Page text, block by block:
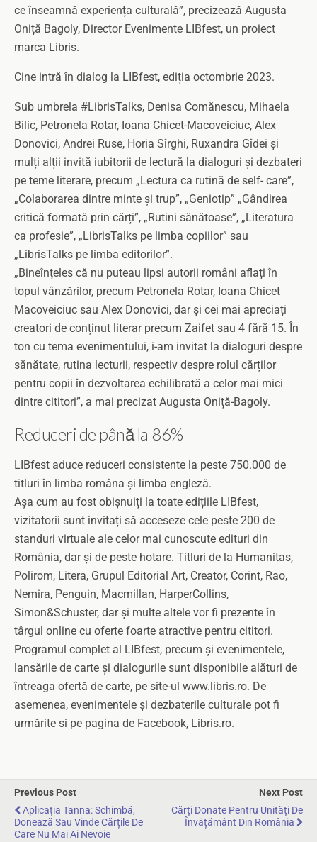
ce înseamnă experiența culturală”, precizează Augusta
Oniță Bagoly, Director Evenimente LIBfest, un proiect
marca Libris.
Cine intră în dialog la LIBfest, ediția octombrie 2023.
Sub umbrela #LibrisTalks, Denisa Comănescu, Mihaela
Bilic, Petronela Rotar, Ioana Chicet-Macoveiciuc, Alex
Donovici, Andrei Ruse, Horia Sîrghi, Ruxandra Gîdei și
mulți alții invită iubitorii de lectură la dialoguri și dezbateri
pe teme literare, precum „Lectura ca rutină de self- care”,
„Colaborarea dintre minte și trup”, „Geniotip” „Gândirea
critică formată prin cărți”, „Rutini sănătoase”, „Literatura
ca profesie”, „LibrisTalks pe limba copiilor” sau
„LibrisTalks pe limba editorilor”.
„Bineînțeles că nu puteau lipsi autorii români aflați în
topul vânzărilor, precum Petronela Rotar, Ioana Chicet
Macoveiciuc sau Alex Donovici, dar și cei mai apreciați
creatori de conținut literar precum Zaifet sau 4 fără 15. În
ton cu tema evenimentului, i-am invitat la dialoguri despre
sănătate, rutina lecturii, respectiv despre rolul cărților
pentru copii în dezvoltarea echilibrată a celor mai mici
dintre cititori”, a mai precizat Augusta Oniță-Bagoly.
Reduceri de până la 86%
LIBfest aduce reduceri consistente la peste 750.000 de
titluri în limba româna și limba engleză.
Așa cum au fost obișnuiți la toate edițiile LIBfest,
vizitatorii sunt invitați să acceseze cele peste 200 de
standuri virtuale ale celor mai cunoscute edituri din
România, dar și de peste hotare. Titluri de la Humanitas,
Polirom, Litera, Grupul Editorial Art, Creator, Corint, Rao,
Nemira, Penguin, Macmillan, HarperCollins,
Simon&Schuster, dar și multe altele vor fi prezente în
târgul online cu oferte foarte atractive pentru cititori.
Programul complet al LIBfest, precum și evenimentele,
lansările de carte și dialogurile sunt disponibile alături de
întreaga ofertă de carte, pe site-ul www.libris.ro. De
asemenea, evenimentele și dezbaterile culturale pot fi
urmărite si pe pagina de Facebook, Libris.ro.
Previous Post
Aplicația Tanna: Schimbă,
Donează Sau Vinde Cărțile De
Care Nu Mai Ai Nevoie
Next Post
Cărți Donate Pentru Unități De
Învățământ Din România